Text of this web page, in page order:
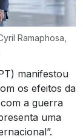
Ramaphosa,
manifestou
os efeitos da
a guerra
uma